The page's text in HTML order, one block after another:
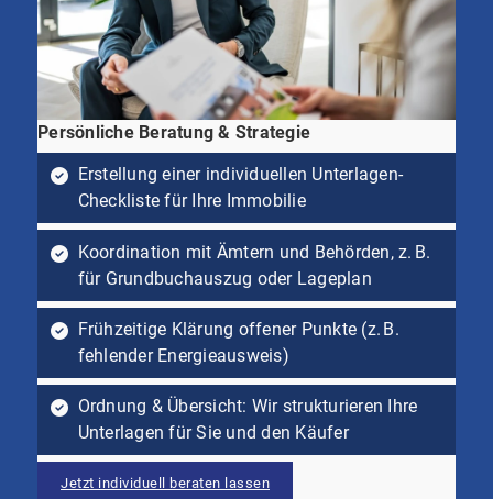
Persönliche Beratung & Strategie
Erstellung einer individuellen Unterlagen-
Checkliste für Ihre Immobilie
Koordination mit Ämtern und Behörden, z. B.
für Grundbuchauszug oder Lageplan
Frühzeitige Klärung offener Punkte (z. B.
fehlender Energieausweis)
Ordnung & Übersicht: Wir strukturieren Ihre
Unterlagen für Sie und den Käufer
Jetzt individuell beraten lassen